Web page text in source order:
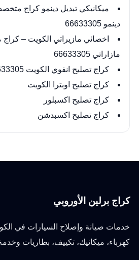
ميكانيكي تبديل دينمو كراج
دينمو 66633305
اخصائي مازيراتي الكويت –
مازاراتي 66633305
كراج تصليح انفوي الكويت 66633305 اخصائي جيمس
كراج تصليح اوبترا الكويت
كراج تصليح اكسبلور
كراج تصليح اكسبدشن
كراج برلين الأوروبي
خدمات صيانة وإصلاح السيارات في
كهرباء، ميكانيك، تكييف، بطاريات